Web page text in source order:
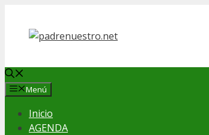
contenido
Menú
Inicio
AGENDA